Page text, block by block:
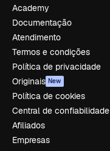
Academy
Documentação
Atendimento
Termos e condições
Política de privacidade
Originais New
Política de cookies
Central de confiabilidade
Afiliados
Empresas